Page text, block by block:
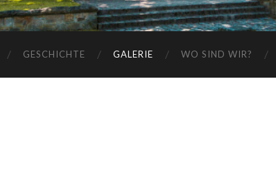
GESCHICHTE GALERIE WO SIND WIR?